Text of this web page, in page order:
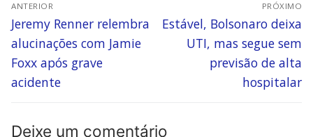
ANTERIOR
Jeremy Renner relembra
alucinações com Jamie
Foxx após grave
acidente
PRÓXIMO
Estável, Bolsonaro deixa
UTI, mas segue sem
previsão de alta
hospitalar
Deixe um comentário